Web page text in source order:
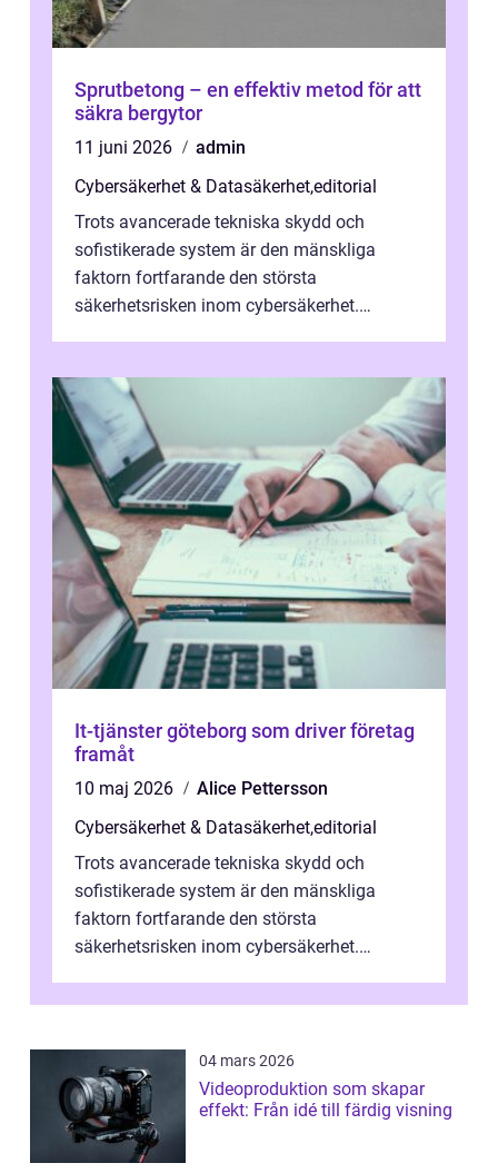
Sprutbetong – en effektiv metod för att
säkra bergytor
11 juni 2026
admin
Cybersäkerhet & Datasäkerhet,editorial
Trots avancerade tekniska skydd och
sofistikerade system är den mänskliga
faktorn fortfarande den största
säkerhetsrisken inom cybersäkerhet.
It-tjänster göteborg som driver företag
framåt
10 maj 2026
Alice Pettersson
Cybersäkerhet & Datasäkerhet,editorial
Trots avancerade tekniska skydd och
sofistikerade system är den mänskliga
faktorn fortfarande den största
säkerhetsrisken inom cybersäkerhet.
04 mars 2026
Videoproduktion som skapar
effekt: Från idé till färdig visning